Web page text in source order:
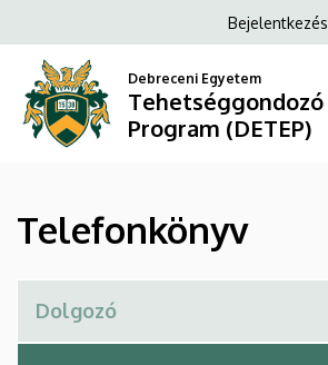
Telefonkönyv
Tehetséggondozó
Program
(DETEP)
a
tartalomra
Anonim
fiók
menüje
Bejelentkezés
Debreceni Egyetem
Tehetséggondozó
Program (DETEP)
Telefonkönyv